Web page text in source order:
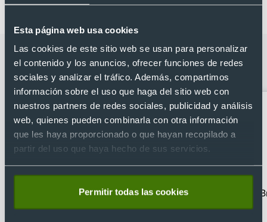
Esta página web usa cookies
Las cookies de este sitio web se usan para personalizar
el contenido y los anuncios, ofrecer funciones de redes
sociales y analizar el tráfico. Además, compartimos
información sobre el uso que haga del sitio web con
nuestros partners de redes sociales, publicidad y análisis
web, quienes pueden combinarla con otra información
que les haya proporcionado o que hayan recopilado a
partir del uso que haya hecho de sus servicios.
Permitir todas las cookies
Categorías relacionadas con Gafas de
sol vintage uv400.
Abanicos publicidad
Fundas y cintas para